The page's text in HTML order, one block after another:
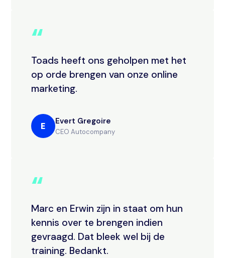
“
Toads heeft ons geholpen met het
op orde brengen van onze online
marketing.
E Evert Gregoire
CEO Autocompany
“
Marc en Erwin zijn in staat om hun
kennis over te brengen indien
gevraagd. Dat bleek wel bij de
training. Bedankt.